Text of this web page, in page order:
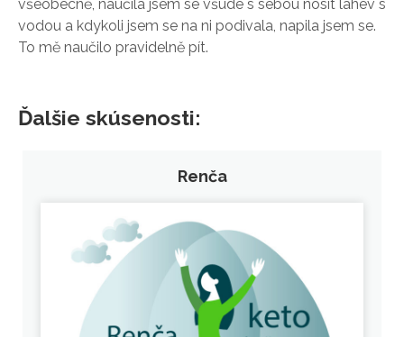
všeobecně, naučila jsem se všude s sebou nosit lahev s
vodou a kdykoli jsem se na ni podivala, napila jsem se.
To mě naučilo pravidelně pít.
Ďalšie skúsenosti:
Renča